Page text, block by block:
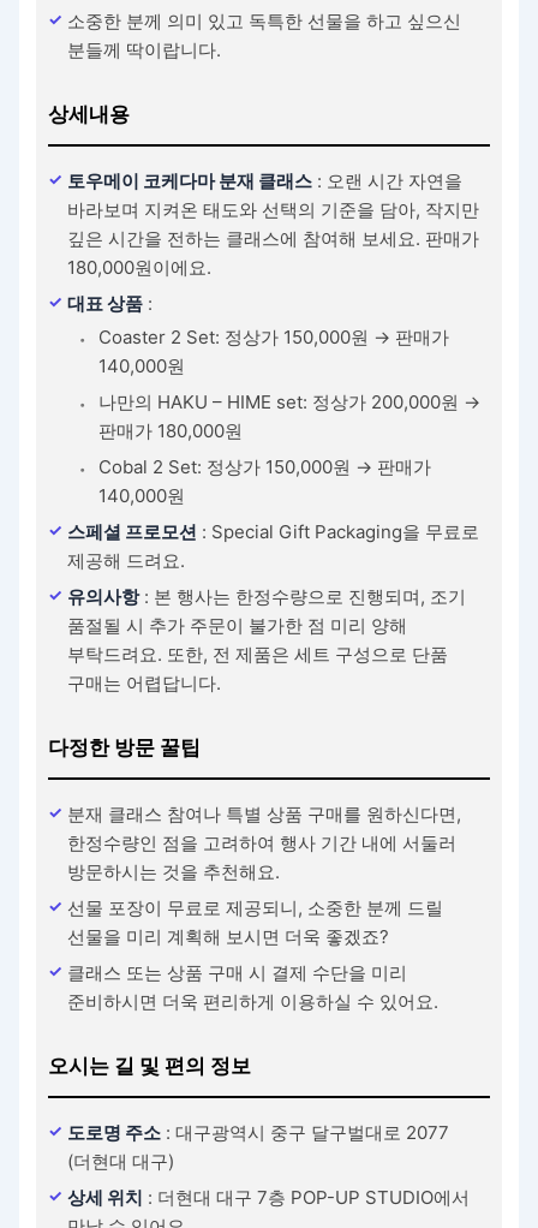
소중한 분께 의미 있고 독특한 선물을 하고 싶으신
분들께 딱이랍니다.
상세내용
토우메이 코케다마 분재 클래스 : 오랜 시간 자연을
바라보며 지켜온 태도와 선택의 기준을 담아, 작지만
깊은 시간을 전하는 클래스에 참여해 보세요. 판매가
180,000원이에요.
대표 상품 :
Coaster 2 Set: 정상가 150,000원 → 판매가
140,000원
나만의 HAKU – HIME set: 정상가 200,000원 →
판매가 180,000원
Cobal 2 Set: 정상가 150,000원 → 판매가
140,000원
스페셜 프로모션 : Special Gift Packaging을 무료로
제공해 드려요.
유의사항 : 본 행사는 한정수량으로 진행되며, 조기
품절될 시 추가 주문이 불가한 점 미리 양해
부탁드려요. 또한, 전 제품은 세트 구성으로 단품
구매는 어렵답니다.
다정한 방문 꿀팁
분재 클래스 참여나 특별 상품 구매를 원하신다면,
한정수량인 점을 고려하여 행사 기간 내에 서둘러
방문하시는 것을 추천해요.
선물 포장이 무료로 제공되니, 소중한 분께 드릴
선물을 미리 계획해 보시면 더욱 좋겠죠?
클래스 또는 상품 구매 시 결제 수단을 미리
준비하시면 더욱 편리하게 이용하실 수 있어요.
오시는 길 및 편의 정보
도로명 주소 : 대구광역시 중구 달구벌대로 2077
(더현대 대구)
상세 위치 : 더현대 대구 7층 POP-UP STUDIO에서